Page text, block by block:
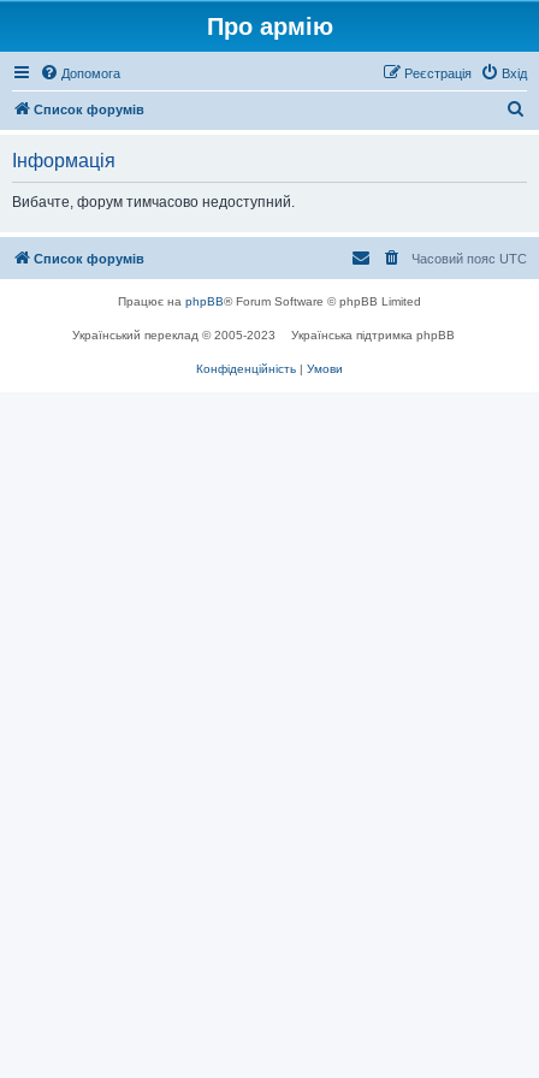
Про армію
Допомога Вхід
Реєстрація
Список форумів
Інформація
Вибачте, форум тимчасово недоступний.
Список форумів Часовий пояс UTC
Працює на phpBB® Forum Software © phpBB Limited
Український переклад © 2005-2023 Українська підтримка phpBB
Конфіденційність | Умови